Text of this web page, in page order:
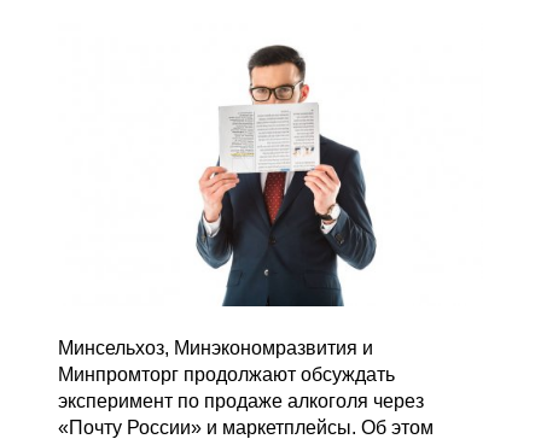
Минсельхоз, Минэкономразвития и
Минпромторг продолжают обсуждать
эксперимент по продаже алкоголя через
«Почту России» и маркетплейсы. Об этом